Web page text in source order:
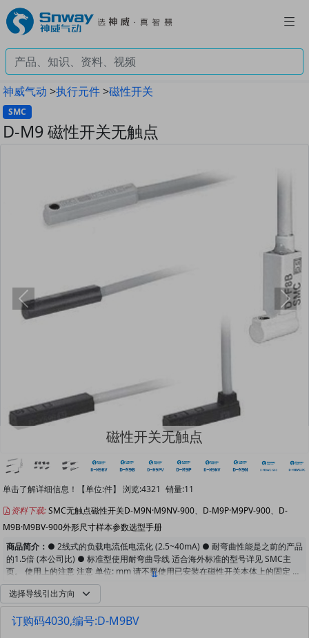
神威气动 >执行元件>磁性开关
SMC
D-M9 磁性开关无触点
磁性开关无触点
单击了解详细信息！【单位:件】 浏览:4321 销量:11
资料下载:SMC无触点磁性开关D-M9N·M9NV-900、D-M9P·M9PV-900、D-
M9B·M9BV-900外形尺寸样本参数选型手册
商品简介： ● 2线式的负载电流低电流化 (2.5~40mA) ● 耐弯曲性能是之前的产品
的1.5倍 (本公司比) ● 标准型使用耐弯曲导线 适合海外标准的型号详见 SMC主
页。 使用上的注意 注意 单位: mm 请不要使用已安装在磁性开关本体上的固定 螺
钉以外的螺钉进行磁性开关的固定，使用 指定外的螺钉的场合，开关有可能破
损。 分类: 磁性开关 , 品牌: SMC , 系列: D-M9
订购码4030,编号:D-M9BV